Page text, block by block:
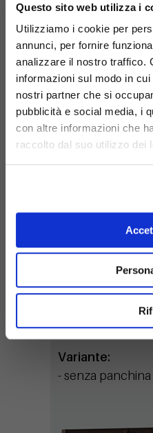
Questo sito web utilizza i
Utilizziamo i cookie per
annunci, per fornire
analizzare il nostro traffico.
informazioni sul modo in
nostri partner che si
pubblicità e social media, i
con altre informazioni che
raccolto dal suo utilizzo dei
368-SB-
Variante:
- con doppia
368-SB-
Variante:
- senza panchina